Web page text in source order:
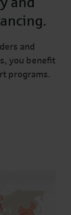
and
you benefit
programs.